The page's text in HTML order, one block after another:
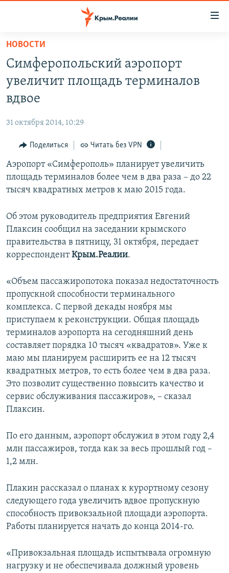
Вернуться
основному
содержанию
Вернутся
главной
навигации
Вернутся
поиску
НОВОСТИ
СПЕЦПРОЕКТЫ
11 ЛЕТ ОККУПАЦИИ КРЫМА. 11 ИСТОРИЙ СОПРОТИВЛЕНИЯ
ЕЩЕ
ИНТЕРАКТИВ
ИНФОГРАФИКА
ТЕЛЕПРОЕКТ КРЫМ.РЕАЛИИ
ПРОПАВШИЕ БЕЗ ВЕСТИ
ПОБЕДИТЕЛЕЙ НЕ СУДЯТ?
КРЫМ.НЕПОКОРЕННЫЙ
ELIFBE
УКРАИНСКАЯ ПРОБЛЕМА КРЫМА
РАДІО СВОБОДА
КАК ОБОЙТИ БЛОКИРОВКУ
Українською
Qırımtatar
Все сайты RFE/RL
НОВОСТИ
Симферопольский аэропорт
увеличит площадь терминалов
вдвое
31 октября 2014, 10:29
Поделиться Читать без VPN
Аэропорт «Симферополь» планирует увеличить
площадь терминалов более чем в два раза – до 22
тысяч квадратных метров к маю 2015 года.
Об этом руководитель предприятия Евгений
Плаксин сообщил на заседании крымского
правительства в пятницу, 31 октября, передает
корреспондентКрым.Реалии.
«Объем пассажиропотока показал недостаточность
пропускной способности терминального
комплекса. С первой декады ноября мы
приступаем к реконструкции. Общая площадь
терминалов аэропорта на сегодняшний день
составляет порядка 10 тысяч «квадратов». Уже к
маю мы планируем расширить ее на 12 тысяч
квадратных метров, то есть более чем в два раза.
Это позволит существенно повысить качество и
сервис обслуживания пассажиров», – сказал
Плаксин.
По его данным, аэропорт обслужил в этом году 2,4
млн пассажиров, тогда как за весь прошлый год –
1,2 млн.
Плакин рассказал о планах к курортному сезону
следующего года увеличить вдвое пропускную
способность привокзальной площади аэропорта.
Работы планируется начать до конца 2014-го.
«Привокзальная площадь испытывала огромную
нагрузку и не обеспечивала должный уровень